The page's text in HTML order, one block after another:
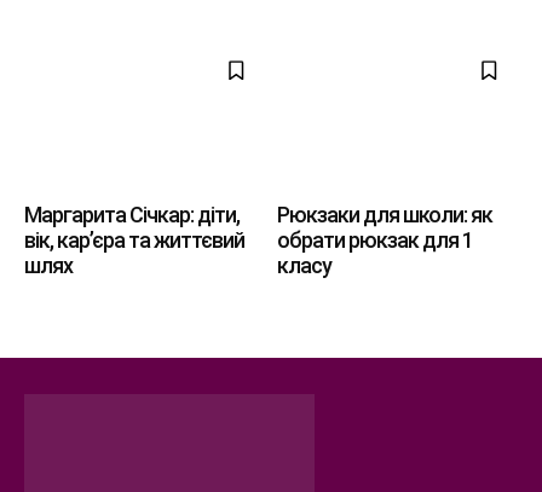
Маргарита Січкар: діти,
вік, кар’єра та життєвий
шлях
Рюкзаки для школи: як
обрати рюкзак для 1
класу